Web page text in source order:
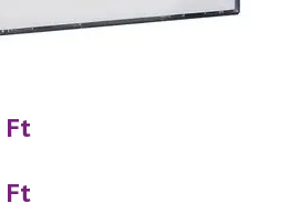
Ft
Ft